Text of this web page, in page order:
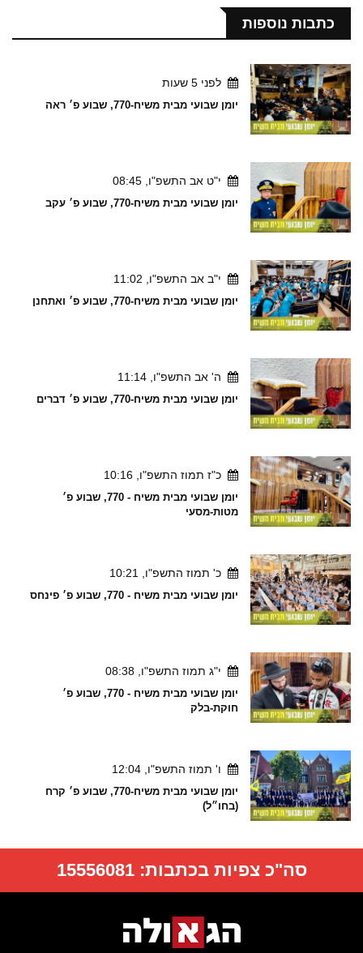
כתבות נוספות
לפני 5 שעות
יומן שבועי מבית משיח-770, שבוע פ׳ ראה
י"ט אב התשפ"ו, 08:45
יומן שבועי מבית משיח-770, שבוע פ׳ עקב
י"ב אב התשפ"ו, 11:02
יומן שבועי מבית משיח-770, שבוע פ׳ ואתחנן
ה' אב התשפ"ו, 11:14
יומן שבועי מבית משיח-770, שבוע פ׳ דברים
כ"ז תמוז התשפ"ו, 10:16
יומן שבועי מבית משיח - 770, שבוע פ׳
מטות-מסעי
כ' תמוז התשפ"ו, 10:21
יומן שבועי מבית משיח - 770, שבוע פ׳ פינחס
י"ג תמוז התשפ"ו, 08:38
יומן שבועי מבית משיח - 770, שבוע פ׳
חוקת-בלק
ו' תמוז התשפ"ו, 12:04
יומן שבועי מבית משיח-770, שבוע פ׳ קרח
(בחו״ל)
סה"כ צפיות בכתבות:15556081